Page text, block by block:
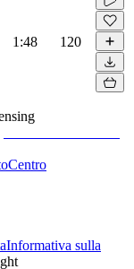
1:48 120
Centro
Informativa sulla